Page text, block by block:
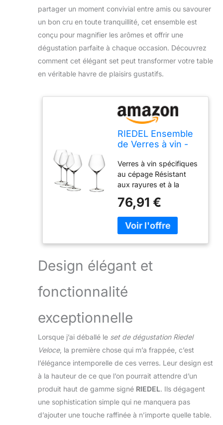
partager un moment convivial entre amis ou savourer
un bon cru en toute tranquillité, cet ensemble est
conçu pour magnifier les arômes et offrir une
dégustation parfaite à chaque occasion. Découvrez
comment cet élégant set peut transformer votre table
en véritable havre de plaisirs gustatifs.
RIEDEL Ensemble
de Verres à vin -
- Veloce - Pinot
Noir - 760 ML - 4
pièces
Verres à vin spécifiques
au cépage Résistant
aux rayures et à la
Compatible lave-
vaisselle
76,91 €
Design élégant et
fonctionnalité
exceptionnelle
Lorsque j’ai déballé le set de dégustation Riedel
Veloce, la première chose qui m’a frappée, c’est
l’élégance intemporelle de ces verres. Leur design est
à la hauteur de ce que l’on pourrait attendre d’un
produit haut de gamme signé RIEDEL. Ils dégagent
une sophistication simple qui ne manquera pas
d’ajouter une touche raffinée à n’importe quelle table.